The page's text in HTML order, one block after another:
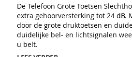
De Telefoon Grote Toetsen
extra gehoorversterking tot 24 dB.
door de grote druktoetsen en
duidelijke bel- en lichtsignalen
u belt.